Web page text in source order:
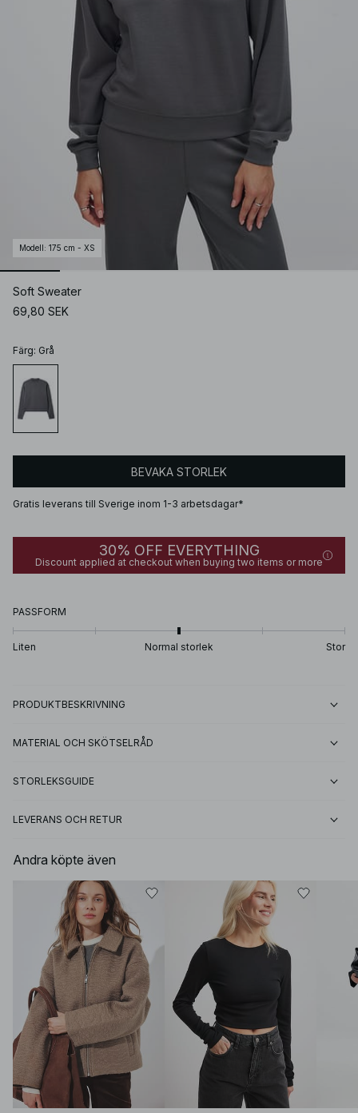
Modell : 175 cm - XS
Soft Sweater
69,80 SEK
Färg: Grå
BEVAKA STORLEK
Gratis leverans till Sverige inom 1-3 arbetsdagar*
30% OFF EVERYTHING
Discount applied at checkout when buying two items or more
PASSFORM
Liten Normal storlek Stor
PRODUKTBESKRIVNING
MATERIAL OCH SKÖTSELRÅD
STORLEKSGUIDE
LEVERANS OCH RETUR
Andra köpte även